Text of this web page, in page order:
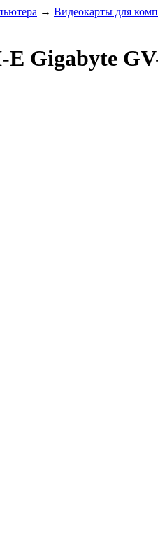
→ Видеокарты для
Gigabyte